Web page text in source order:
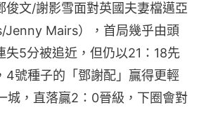
俊文/謝影雪面對英國夫妻檔邁亞
Mairs），首局幾乎由頭
失5分被追近，但仍以21：18先
4號種子的「鄧謝配」贏得更輕
城，直落贏2：0晉級，下圈會對